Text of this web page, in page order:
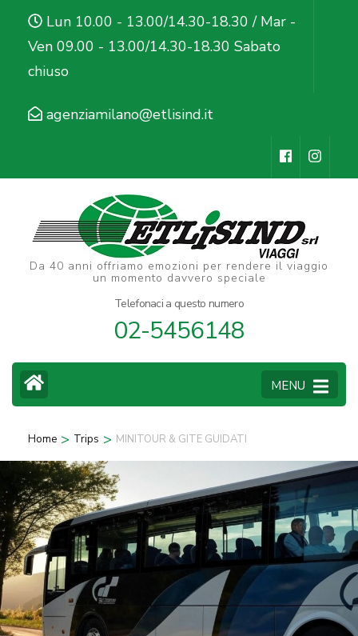
Salta
contenuto
Invio)
Lun 10.00 - 13.00/14.30-18.30 / Mar -
Ven 09.00 - 13.00/14.30-18.30 Sabato
chiuso
agenziamilano@etlisind.it
Da 40 anni offriamo emozioni per rendere il viaggio
un momento davvero speciale
Telefonaci a questo numero
02-5456148
MENU
Home > Trips > MINITOUR & GITE GUIDATI